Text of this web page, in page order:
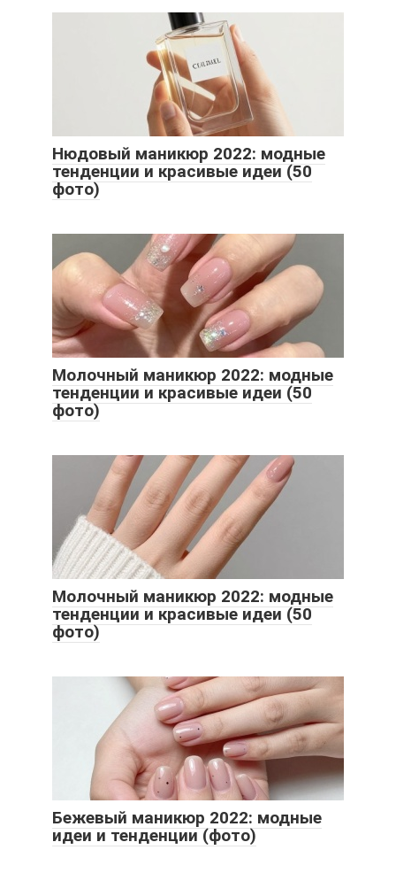
Нюдовый маникюр 2022: модные
тенденции и красивые идеи (50
фото)
Молочный маникюр 2022: модные
тенденции и красивые идеи (50
фото)
Молочный маникюр 2022: модные
тенденции и красивые идеи (50
фото)
Бежевый маникюр 2022: модные
идеи и тенденции (фото)